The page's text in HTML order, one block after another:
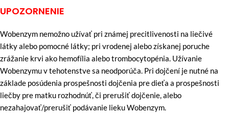
UPOZORNENIE
Wobenzym nemožno užívať pri známej precitlivenosti na liečivé
látky alebo pomocné látky; pri vrodenej alebo získanej poruche
zrážanie krvi ako hemofília alebo trombocytopénia. Užívanie
Wobenzymu v tehotenstve sa neodporúča. Pri dojčení je nutné na
základe posúdenia prospešnosti dojčenia pre dieťa a prospešnosti
liečby pre matku rozhodnúť, či prerušiť dojčenie, alebo
nezahajovať/prerušiť podávanie lieku Wobenzym.